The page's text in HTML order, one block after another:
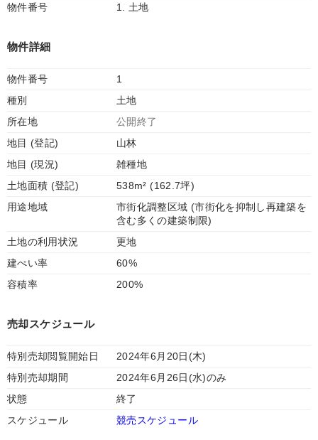
物件番号
1. 土地
物件詳細
物件番号
1
種別
土地
所在地
公開終了
地目 (登記)
山林
地目 (現況)
雑種地
土地面積 (登記)
538m² (162.7坪)
用途地域
市街化調整区域 (市街化を抑制し再建築を
含む多くの建築制限)
土地の利用状況
更地
建ぺい率
60%
容積率
200%
売却スケジュール
特別売却閲覧開始日
2024年6月20日(木)
特別売却期間
2024年6月26日(水)のみ
状態
終了
スケジュール
競売スケジュール